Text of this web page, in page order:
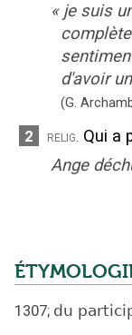
« je suis
d'avoir
(G.
2 relig. Qui a
Ange
1307; du